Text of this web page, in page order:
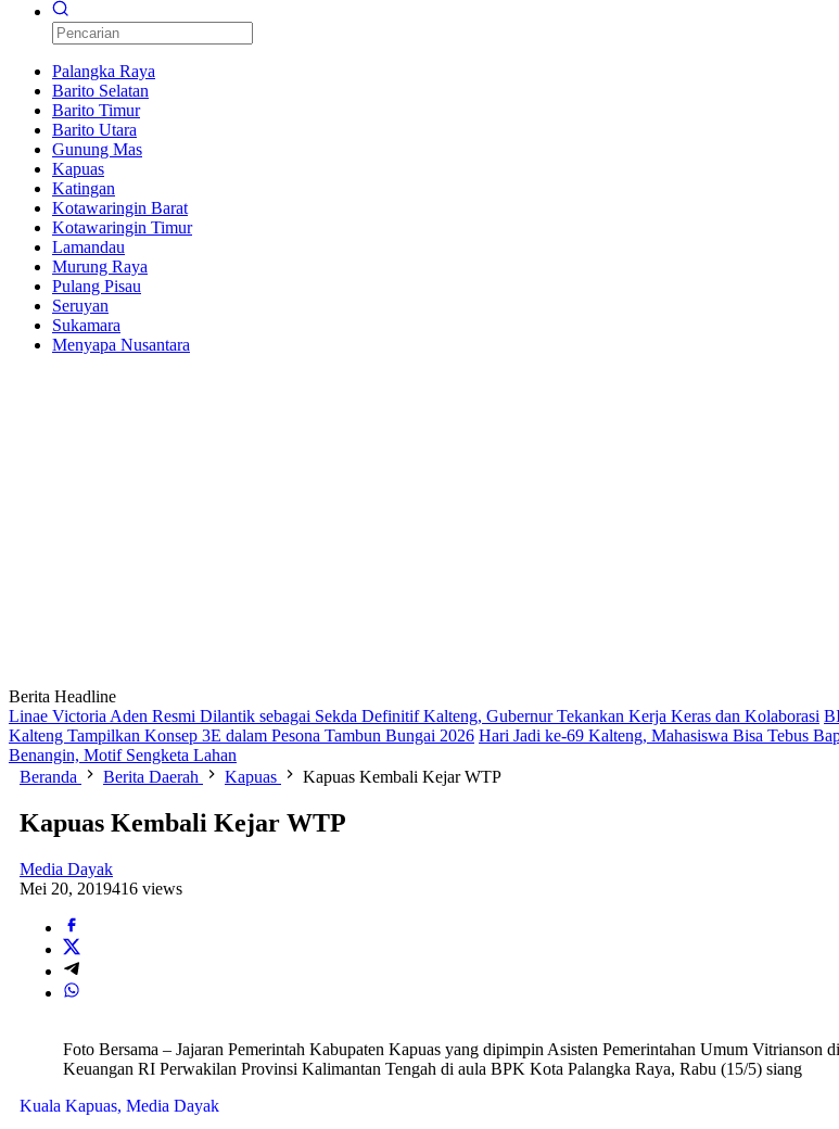
Palangka Raya
Barito Selatan
Barito Timur
Barito Utara
Gunung Mas
Kapuas
Katingan
Kotawaringin Barat
Kotawaringin Timur
Lamandau
Murung Raya
Pulang Pisau
Seruyan
Sukamara
Menyapa Nusantara
Berita Headline
Linae Victoria Aden Resmi Dilantik sebagai Sekda Definitif Kalteng, Gubernur Tekankan Kerja Keras dan Kolaborasi
Kalteng Tampilkan Konsep 3E dalam Pesona Tambun Bungai 2026 Hari Jadi ke-69 Kalteng, Mahasiswa Bisa Tebus
Benangin, Motif Sengketa Lahan
Beranda
Berita Daerah Kapuas Kapuas Kembali Kejar WTP
Kapuas Kembali Kejar WTP
Media Dayak
Mei 20, 2019416 views
Foto Bersama – Jajaran Pemerintah Kabupaten Kapuas yang dipimpin Asisten Pemerintahan Umum Vitrianson
Keuangan RI Perwakilan Provinsi Kalimantan Tengah di aula BPK Kota Palangka Raya, Rabu (15/5) siang
Kuala Kapuas, Media Dayak